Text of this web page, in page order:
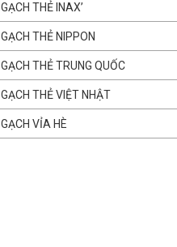
GẠCH THẺ INAX’
GẠCH THẺ NIPPON
GẠCH THẺ TRUNG QUỐC
GẠCH THẺ VIỆT NHẬT
GẠCH VỈA HÈ